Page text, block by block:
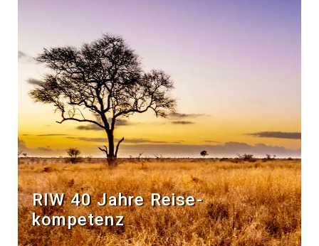
RIW 40 Jahre Reise­
kompetenz